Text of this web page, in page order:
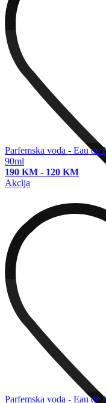
Parfemska voda - Eau de
90ml
190 KM - 120 KM
Akcija
Parfemska voda - Eau de